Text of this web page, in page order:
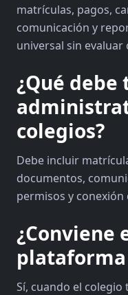
matrículas, pagos,
comunicación y
universal sin evaluar
¿Qué
colegios?
Debe incluir
documentos,
permisos y
¿Conviene
plataforma
Sí, cuando el